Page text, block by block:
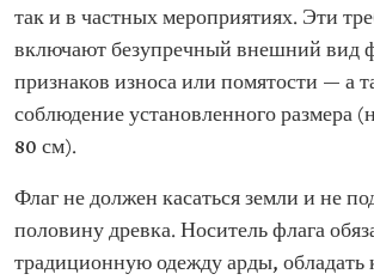
так и в частных мероприятиях. Эти
включают безупречный внешний вид
признаков износа или помятости — а
соблюдение установленного размера
80 см).
Флаг не должен касаться земли и не
половину древка. Носитель флага
традиционную одежду арды, обладать